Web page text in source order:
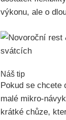
výkonu, ale o
Náš tip
Pokud se
malé mikro-
krátké chůze,